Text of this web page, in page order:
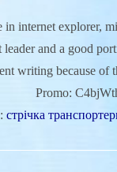
internet explorer,
leader and a good
writing because of
Promo:
стрічка